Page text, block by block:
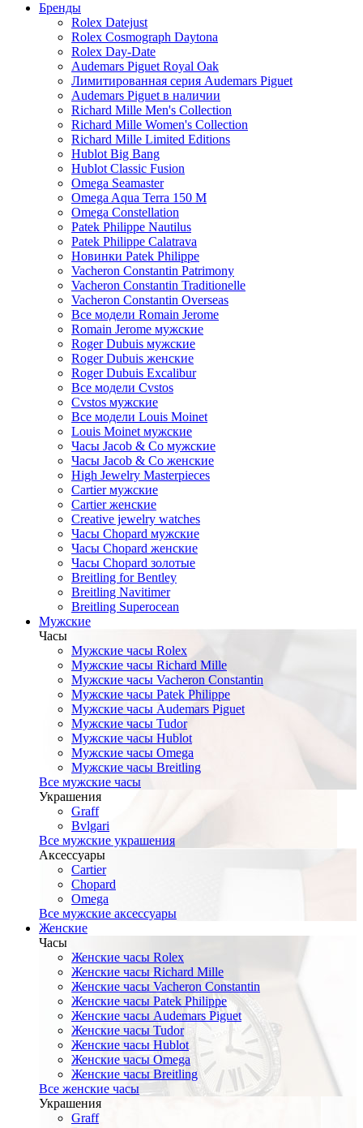
Бренды
Rolex Datejust
Rolex Cosmograph Daytona
Rolex Day-Date
Audemars Piguet Royal Oak
Лимитированная серия Audemars Piguet
Audemars Piguet в наличии
Richard Mille Men's Collection
Richard Mille Women's Collection
Richard Mille Limited Editions
Hublot Big Bang
Hublot Classic Fusion
Omega Seamaster
Omega Aqua Terra 150 M
Omega Constellation
Patek Philippe Nautilus
Patek Philippe Calatrava
Новинки Patek Philippe
Vacheron Constantin Patrimony
Vacheron Constantin Traditionelle
Vacheron Constantin Overseas
Все модели Romain Jerome
Romain Jerome мужские
Roger Dubuis мужские
Roger Dubuis женские
Roger Dubuis Excalibur
Все модели Cvstos
Cvstos мужские
Все модели Louis Moinet
Louis Moinet мужские
Часы Jacob & Co мужские
Часы Jacob & Co женские
High Jewelry Masterpieces
Cartier мужские
Cartier женские
Creative jewelry watches
Часы Chopard мужские
Часы Сhopard женские
Часы Сhopard золотые
Breitling for Bentley
Breitling Navitimer
Breitling Superocean
Мужские
Часы
Мужские часы Rolex
Мужские часы Richard Mille
Мужские часы Vacheron Constantin
Мужские часы Patek Philippe
Мужские часы Audemars Piguet
Мужские часы Tudor
Мужские часы Hublot
Мужские часы Omega
Мужские часы Breitling
Все мужские часы
Украшения
Graff
Bvlgari
Все мужские украшения
Аксессуары
Cartier
Chopard
Omega
Все мужские аксессуары
Женские
Часы
Женские часы Rolex
Женские часы Richard Mille
Женские часы Vacheron Constantin
Женские часы Patek Philippe
Женские часы Audemars Piguet
Женские часы Tudor
Женские часы Hublot
Женские часы Omega
Женские часы Breitling
Все женские часы
Украшения
Graff